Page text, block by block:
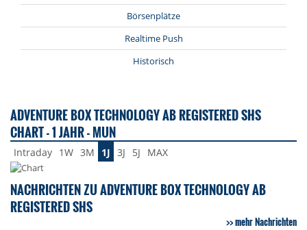
Börsenplätze
Realtime Push
Historisch
ADVENTURE BOX TECHNOLOGY AB REGISTERED SHS
CHART - 1 JAHR - MUN
Intraday 1W 3M 1J 3J 5J MAX
NACHRICHTEN ZU ADVENTURE BOX TECHNOLOGY AB
REGISTERED SHS
mehr Nachrichten